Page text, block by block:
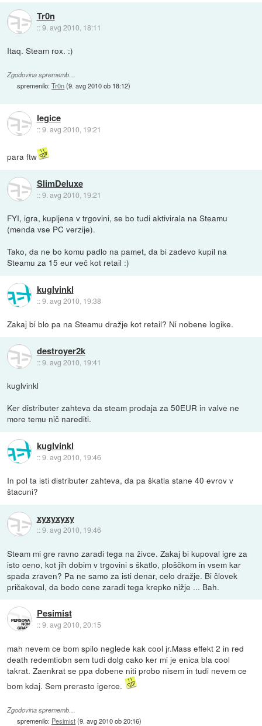
Tr0n
::9. avg 2010, 18:11
Itaq. Steam rox. :)
Zgodovina sprememb…
spremenilo:Tr0n(9. avg 2010 ob 18:12)
legice
::9. avg 2010, 19:21
para ftw
SlimDeluxe
::9. avg 2010, 19:21
FYI, igra, kupljena v trgovini, se bo tudi aktivirala na Steamu
(menda vse PC verzije).
Tako, da ne bo komu padlo na pamet, da bi zadevo kupil na
Steamu za 15 eur več kot retail :)
kuglvinkl
::9. avg 2010, 19:38
Zakaj bi blo pa na Steamu dražje kot retail? Ni nobene logike.
destroyer2k
::9. avg 2010, 19:41
kuglvinkl
Ker distributer zahteva da steam prodaja za 50EUR in valve ne
more temu nič narediti.
kuglvinkl
::9. avg 2010, 19:46
In pol ta isti distributer zahteva, da pa škatla stane 40 evrov v
štacuni?
xyxyxyxy
::9. avg 2010, 19:46
Steam mi gre ravno zaradi tega na živce. Zakaj bi kupoval igre za
isto ceno, kot jih dobim v trgovini s škatlo, ploščkom in vsem kar
spada zraven? Pa ne samo za isti denar, celo dražje. Bi človek
pričakoval, da bodo cene zaradi tega krepko nižje ... Bah.
Pesimist
::9. avg 2010, 20:15
mah nevem ce bom spilo neglede kak cool jr.Mass effekt 2 in red
death redemtiobn sem tudi dolg cako ker mi je enica bla cool
takrat. Zaenkrat se ppa dobene niti probo nisem in tudi nevem ce
bom kdaj. Sem prerasto igerce.
Zgodovina sprememb…
spremenilo: Pesimist(9. avg 2010 ob 20:16)